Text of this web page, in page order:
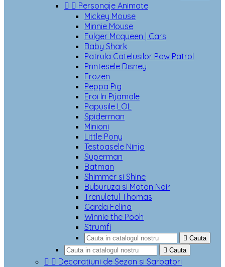
  Personaje Animate
Mickey Mouse
Minnie Mouse
Fulger Mcqueen | Cars
Baby Shark
Patrula Catelusilor Paw Patrol
Printesele Disney
Frozen
Peppa Pig
Eroi In Pijamale
Papusile LOL
Spiderman
Minioni
Little Pony
Testoasele Ninja
Superman
Batman
Shimmer si Shine
Buburuza si Motan Noir
Trenuletul Thomas
Garda Felina
Winnie the Pooh
Strumfi
 Cauta
 Cauta
  Decoratiuni de Sezon si Sarbatori